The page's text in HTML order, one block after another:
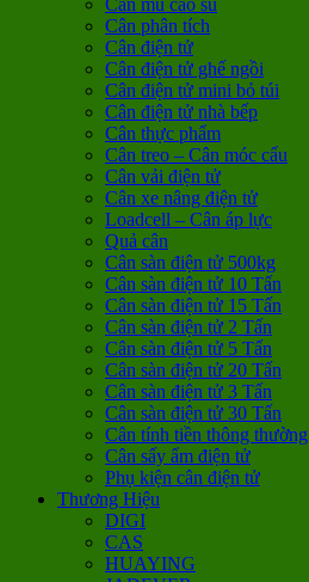
Cân phân tích
Cân điện tử
Cân điện tử ghế ngồi
Cân điện tử mini bỏ túi
Cân điện tử nhà bếp
Cân thực phẩm
Cân treo – Cân móc cẩu
Cân vải điện tử
Cân xe nâng điện tử
Loadcell – Cân áp lực
Quả cân
Cân sàn điện tử 500kg
Cân sàn điện tử 10 Tấn
Cân sàn điện tử 15 Tấn
Cân sàn điện tử 2 Tấn
Cân sàn điện tử 5 Tấn
Cân sàn điện tử 20 Tấn
Cân sàn điện tử 3 Tấn
Cân sàn điện tử 30 Tấn
Cân tính tiền thông thường
Cân sấy ẩm điện tử
Phụ kiện cân điện tử
Thương Hiệu
DIGI
CAS
HUAYING